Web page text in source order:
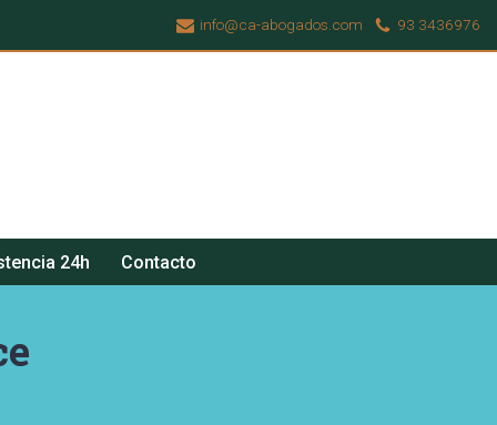
info@ca-abogados.com 93 3436976
24h Contacto